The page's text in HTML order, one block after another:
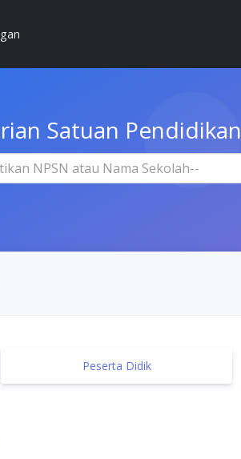
Satuan Pendidikan
NPSN atau Nama Sekolah--
Peserta Didik